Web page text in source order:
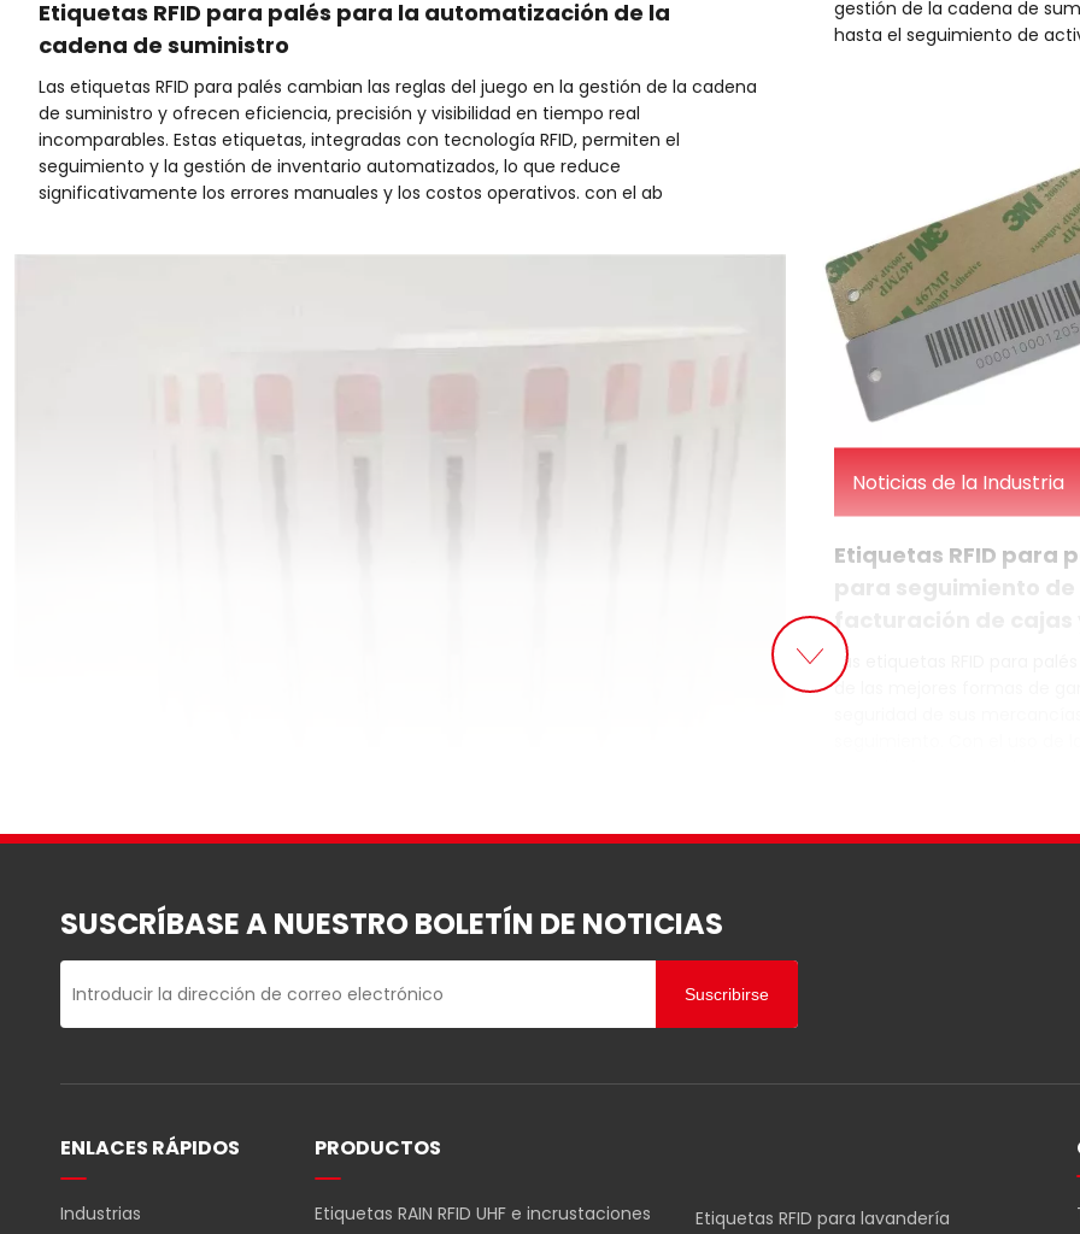
Etiquetas RFID para palés para la automatización de la
cadena de suministro
Las etiquetas RFID para palés cambian las reglas del juego en la gestión de la cadena
de suministro y ofrecen eficiencia, precisión y visibilidad en tiempo real
incomparables. Estas etiquetas, integradas con tecnología RFID, permiten el
seguimiento y la gestión de inventario automatizados, lo que reduce
significativamente los errores manuales y los costos operativos. con el ab
gestión de la cadena de
hasta el seguimiento de
el etiquetado a nivel de
Noticias de la Industria
medios y documentos
En el acelerado mundo del comercio minorista, la eficiencia y la precisión son
implementación de la tecnología de Identificación por Radio Frecuencia (RFID). Este
Noticias de la Industria
Etiquetas RFID para
para seguimiento de
facturación de cajas
Las etiquetas RFID para palés
de las mejores formas de
suministro. En este artículo,
SUSCRÍBASE A NUESTRO BOLETÍN DE NOTICIAS
Suscribirse
ENLACES RÁPIDOS
Industrias
PRODUCTOS
Etiquetas RAIN RFID UHF e incrustaciones Etiquetas RFID para lavandería